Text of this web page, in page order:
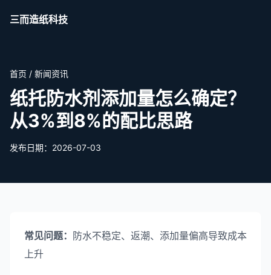
三而造纸科技
首页 / 新闻资讯
纸托防水剂添加量怎么确定？
从3%到8%的配比思路
发布日期：2026-07-03
常见问题： 防水不稳定、返潮、添加量偏高导致成本
上升